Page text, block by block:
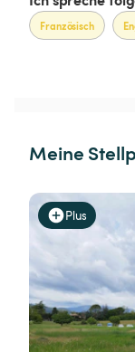
Französisch
Meine
Plus